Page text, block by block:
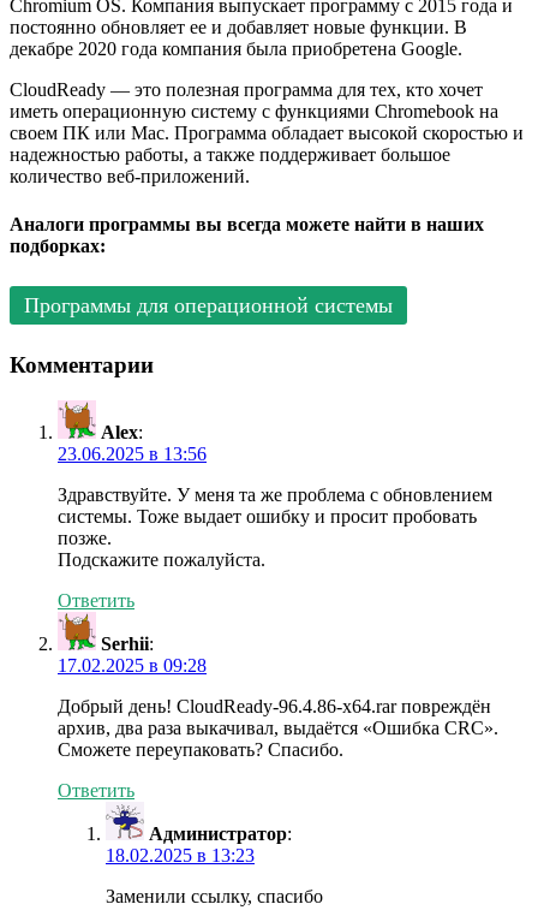
Chromium OS. Компания выпускает программу с 2015 года и
постоянно обновляет ее и добавляет новые функции. В
декабре 2020 года компания была приобретена Google.
CloudReady — это полезная программа для тех, кто хочет
иметь операционную систему с функциями Chromebook на
своем ПК или Mac. Программа обладает высокой скоростью и
надежностью работы, а также поддерживает большое
количество веб-приложений.
Аналоги программы вы всегда можете найти в наших
подборках:
Программы для операционной системы
Комментарии
Alex:
23.06.2025 в 13:56
Здравствуйте. У меня та же проблема с обновлением
системы. Тоже выдает ошибку и просит пробовать
позже.
Подскажите пожалуйста.
Ответить
Serhii:
17.02.2025 в 09:28
Добрый день! CloudReady-96.4.86-x64.rar повреждён
архив, два раза выкачивал, выдаётся «Ошибка CRC».
Сможете переупаковать? Спасибо.
Ответить
Администратор:
18.02.2025 в 13:23
Заменили ссылку, спасибо